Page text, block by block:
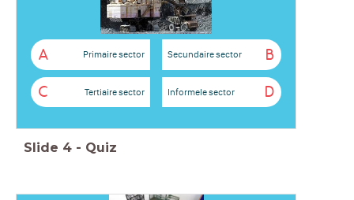
A Primaire sector B
Secundaire sector
C Tertiaire sector D
Informele sector
Slide 4 - Quiz